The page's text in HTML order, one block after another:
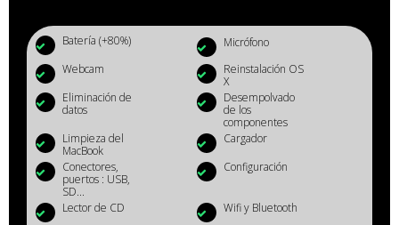
Batería (+80%)
Micrófono
Webcam
Reinstalación OS
X
Eliminación de
datos
Desempolvado
de los
componentes
Limpieza del
MacBook
Cargador
Conectores,
puertos : USB,
SD...
Configuración
Lector de CD
Wifi y Bluetooth